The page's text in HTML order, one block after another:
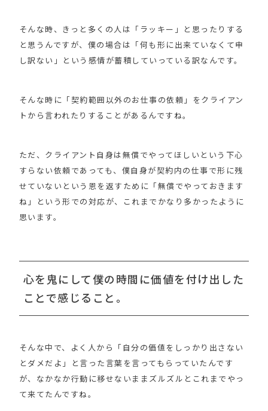
そんな時、きっと多くの人は「ラッキー」と思ったりする
と思うんですが、僕の場合は「何も形に出来ていなくて申
し訳ない」という感情が蓄積していっている訳なんです。
そんな時に「契約範囲以外のお仕事の依頼」をクライアン
トから言われたりすることがあるんですね。
ただ、クライアント自身は無償でやってほしいという下心
すらない依頼であっても、僕自身が契約内の仕事で形に残
せていないという恩を返すために「無償でやっておきます
ね」という形での対応が、これまでかなり多かったように
思います。
心を鬼にして僕の時間に価値を付け出した
ことで感じること。
そんな中で、よく人から「自分の価値をしっかり出さない
とダメだよ」と言った言葉を言ってもらっていたんです
が、なかなか行動に移せないままズルズルとこれまでやっ
て来てたんですね。